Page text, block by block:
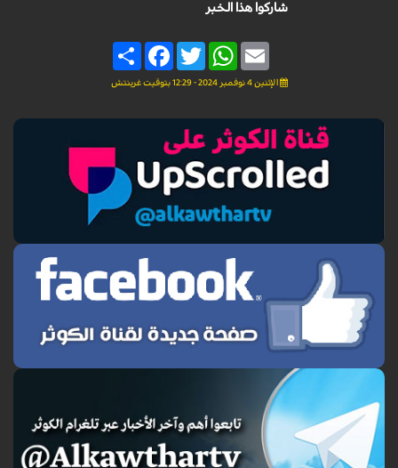
شاركوا هذا الخبر
Share
FacebookTwitter
WhatsAppEmail
الإثنين 4 نوفمبر 2024 - 12:29 بتوقيت غرينتش